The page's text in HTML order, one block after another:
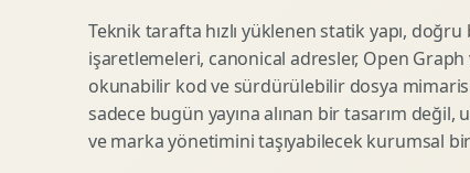
Shopify Tasarim
Woocommerce Tasarim
Eticaret UX Optimizasyonu
Lead Generation Landing
Reklam Landing Page
Teknik tarafta hızlı yüklenen statik yapı,
işaretlemeleri, canonical adresler, Open
okunabilir kod ve sürdürülebilir dosya
sadece bugün yayına alınan bir tasarım değil,
ve marka yönetimini taşıyabilecek kurumsal